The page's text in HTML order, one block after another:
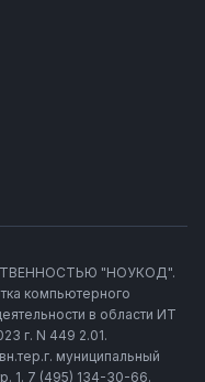
"НОУКОД".
компьютерного
в области ИТ
г. N 449 2.01.
муниципальный
1. 7 (495) 134-30-66.